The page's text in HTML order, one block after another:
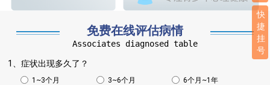
免费在线评估病情
Associates diagnosed table
1、症状出现多久了？
1~3个月 3~6个月
6个月~1年
快
捷
挂
号